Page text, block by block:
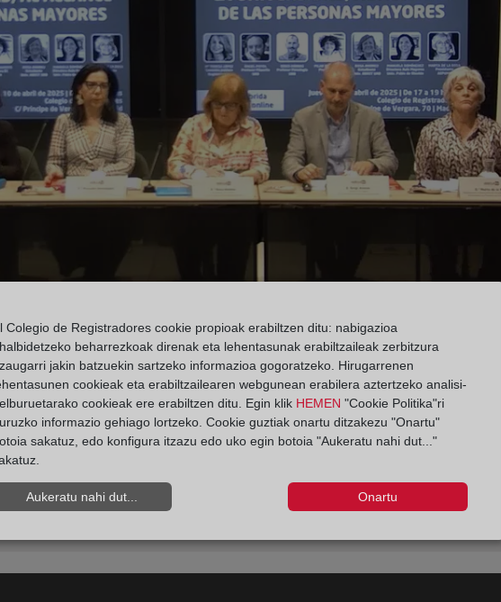
Colegio de Registradores cookie propioak erabiltzen ditu: nabigazioa
beharrezkoak direnak eta lehentasunak erabiltzaileak zerbitzura
jakin batzuekin sartzeko informazioa gogoratzeko. Hirugarrenen
cookieak eta erabiltzailearen webgunean erabilera aztertzeko analisi-
cookieak ere erabiltzen ditu. Egin klik HEMEN "Cookie Politika"ri
informazio gehiago lortzeko. Cookie guztiak onartu ditzakezu "Onartu"
sakatuz, edo konfigura itzazu edo uko egin botoia "Aukeratu nahi dut..."
Aukeratu nahi dut... Onartu